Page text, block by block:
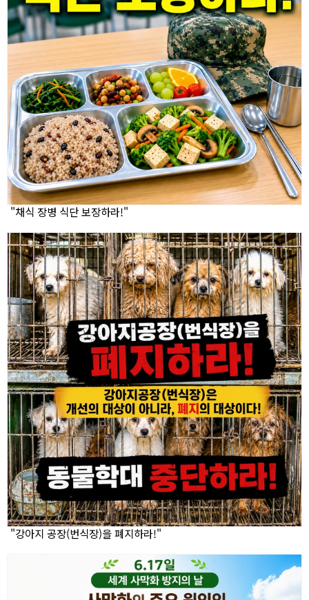
"채식 장병 식단 보장하라!"
"강아지 공장(번식장)을 폐지하라!"